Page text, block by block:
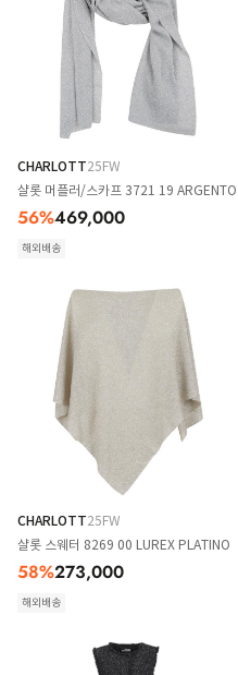
CHARLOTT25FW
샬롯 머플러/스카프 3721 19 ARGENTO
56%469,000
해외배송
CHARLOTT25FW
샬롯 스웨터 8269 00 LUREX PLATINO
58%273,000
해외배송